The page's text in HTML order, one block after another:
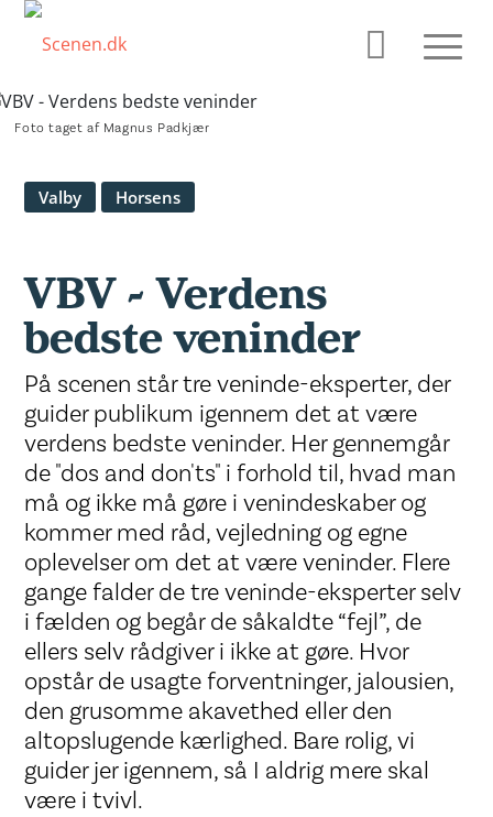
Foto taget af Magnus Padkjær
Valby Horsens
VBV - Verdens
bedste veninder
På scenen står tre veninde-eksperter, der
guider publikum igennem det at være
verdens bedste veninder. Her gennemgår
de "dos and don'ts" i forhold til, hvad man
må og ikke må gøre i venindeskaber og
kommer med råd, vejledning og egne
oplevelser om det at være veninder. Flere
gange falder de tre veninde-eksperter selv
i fælden og begår de såkaldte “fejl”, de
ellers selv rådgiver i ikke at gøre. Hvor
opstår de usagte forventninger, jalousien,
den grusomme akavethed eller den
altopslugende kærlighed. Bare rolig, vi
guider jer igennem, så I aldrig mere skal
være i tvivl.